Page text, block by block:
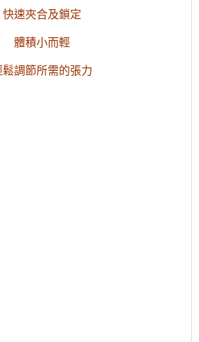
快速夾合及鎖定
體積小而輕
鬆調節所需的張力